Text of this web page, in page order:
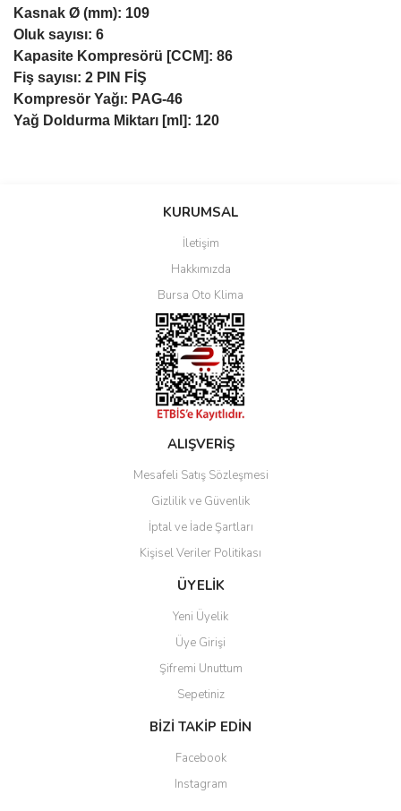
Kasnak Ø (mm): 109
Oluk sayısı: 6
Kapasite Kompresörü [CCM]: 86
Fiş sayısı: 2 PIN FİŞ
Kompresör Yağı: PAG-46
Yağ Doldurma Miktarı [ml]: 120
Bu ürüne ilk yorumu siz yapın!
Yorum Yaz
KURUMSAL
İletişim
Hakkımızda
Bursa Oto Klima
ALIŞVERİŞ
Mesafeli Satış Sözleşmesi
Gizlilik ve Güvenlik
İptal ve İade Şartları
Kişisel Veriler Politikası
ÜYELİK
Yeni Üyelik
Üye Girişi
Şifremi Unuttum
Sepetiniz
BİZİ TAKİP EDİN
Facebook
Instagram